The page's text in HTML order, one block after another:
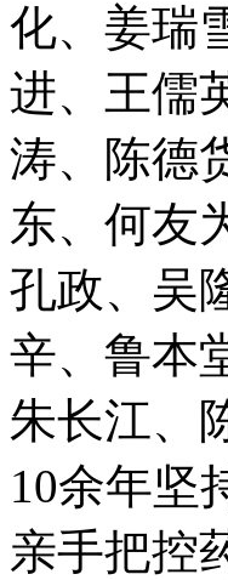
化、姜瑞
进、王儒
涛、陈德
东、何友
孔政、吴
辛、鲁本
朱长江、
10余年坚
亲手把控